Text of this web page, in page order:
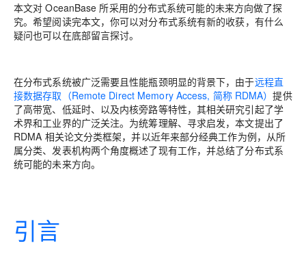
本文对 OceanBase 所采用的分布式系统可能的未来方向做了探
究。希望阅读完本文，你可以对分布式系统有新的收获，有什么
疑问也可以在底部留言探讨。
在分布式系统被广泛需要且性能瓶颈明显的背景下，由于远程直
接数据存取 （Remote Direct Memory Access, 简称 RDMA）提供
了高带宽、低延时、以及内核旁路等特性，其相关研究引起了学
术界和工业界的广泛关注。为统筹理解、寻求启发，本文提出了
RDMA 相关论文分类框架，并以近年来部分经典工作为例，从所
属分类、发表机构两个角度概述了现有工作，并总结了分布式系
统可能的未来方向。
引言